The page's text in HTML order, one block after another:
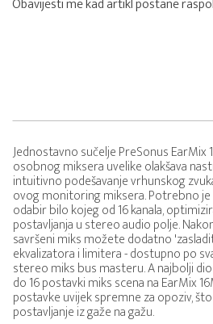
Obavijesti me kad artikl postane
Jednostavno sučelje PreSonus EarMix
osobnog miksera uvelike olakšava
intuitivno podešavanje vrhunskog
ovog monitoring miksera. Potrebno
odabir bilo kojeg od 16 kanala,
postavljanja u stereo audio polje.
savršeni miks možete dodatno
ekvalizatora i limitera - dostupno po
stereo miks bus masteru. A najbolji
do 16 postavki miks scena na EarMix
postavke uvijek spremne za opoziv,
postavljanje iz gaže na gažu.